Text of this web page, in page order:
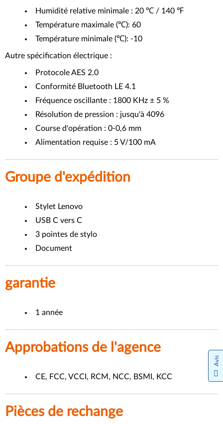
Humidité relative minimale : 20 ℃ / 140 ℉
Température maximale (℃): 60
Température minimale (℃): -10
Autre spécification électrique :
Protocole AES 2.0
Conformité Bluetooth LE 4.1
Fréquence oscillante : 1800 KHz ± 5 %
Résolution de pression : jusqu'à 4096
Course d'opération : 0-0,6 mm
Alimentation requise : 5 V/100 mA
Groupe d'expédition
Stylet Lenovo
USB C vers C
3 pointes de stylo
Document
garantie
1 année
Approbations de l'agence
CE, FCC, VCCI, RCM, NCC, BSMI, KCC
Pièces de rechange
Avis